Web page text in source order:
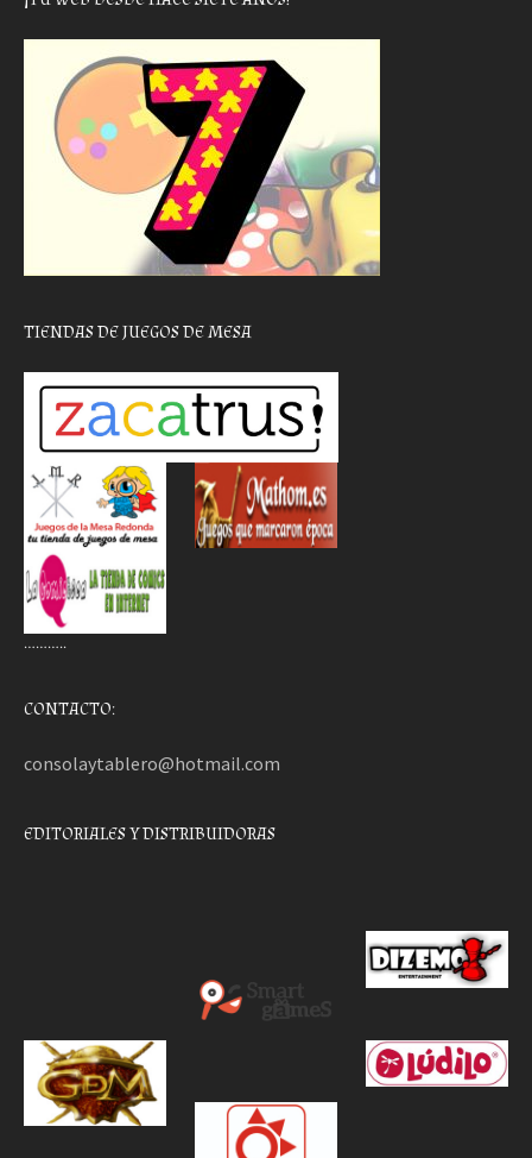
TIENDAS DE JUEGOS DE MESA
………..
CONTACTO:
consolaytablero@hotmail.com
EDITORIALES Y DISTRIBUIDORAS